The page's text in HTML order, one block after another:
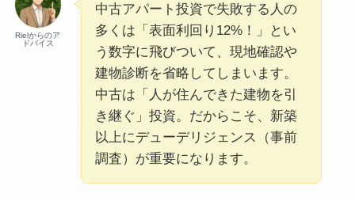
Rielからのア
ドバイス
中古アパート投資で失敗する人の
多くは「表面利回り12%！」とい
う数字に飛びついて、現地確認や
建物診断を省略してしまいます。
中古は「人が住んできた建物を引
き継ぐ」投資。だからこそ、新築
以上にデューデリジェンス（事前
調査）が重要になります。